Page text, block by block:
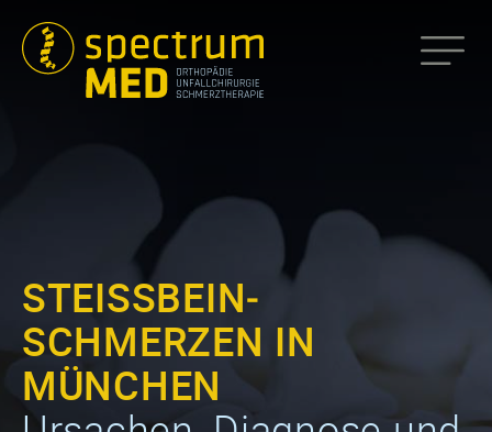
STEISSBEIN­S
CHMERZEN IN M
ÜNCHEN